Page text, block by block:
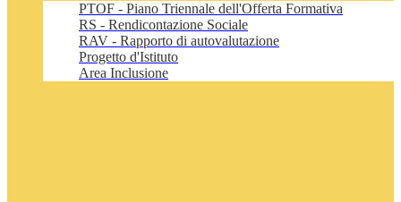
PTOF - Piano Triennale dell'Offerta Formativa
RS - Rendicontazione Sociale
RAV - Rapporto di autovalutazione
Progetto d'Istituto
Area Inclusione